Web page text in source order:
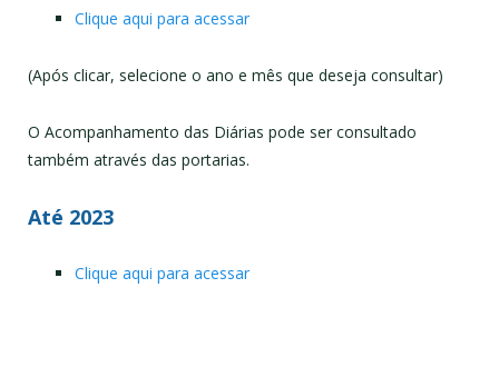
Clique aqui para acessar
(Após clicar, selecione o ano e mês que deseja consultar)
O Acompanhamento das Diárias pode ser consultado
também através das portarias.
Até 2023
Clique aqui para acessar